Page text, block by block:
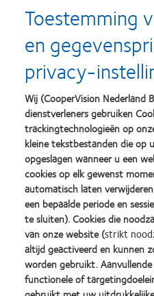
uiteindelijk wel uitkomen, maar
stoeltijd. Dat is jammer voor de
Michel: “Ook ik wil het belang
nadrukken, en de tijd die we
is goed en toch slaagt niet
Elk multifocaal ontwerp is
Deze is uiterst accuraat en
uitgebreid onderzoek en moet
Marcella: “Dit wordt een enorm
ﬁnity®, dat is mondiaal een
Wereldwijd doet de verkoop
goed. In sommige landen is hij
landen slechts 5 maanden. Elke
MyDay® multifocal uit en we
Toestemming
en
privacy-
Wij (CooperVision Nederland
dienstverleners gebruiken
trackingtechnologieën op
kleine tekstbestanden die op
opgeslagen wanneer u een
cookies op elk gewenst
automatisch laten
een bepaalde periode en
te sluiten). Cookies die
van onze website (strikt
altijd geactiveerd en kunnen
worden gebruikt.
functionele of